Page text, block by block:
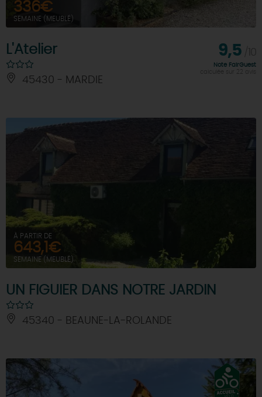
336€
SEMAINE (MEUBLÉ)
L'Atelier
45430 - MARDIE
9,5
Note FairGuest
calculée sur 22 avis
À PARTIR DE
643,1€
SEMAINE (MEUBLÉ)
UN FIGUIER DANS NOTRE JARDIN
45340 - BEAUNE-LA-ROLANDE